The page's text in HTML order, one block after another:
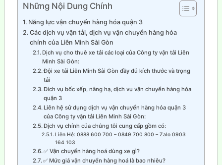
Những Nội Dung Chính
Năng lực vận chuyển hàng hóa quận 3
Các dịch vụ vận tải, dịch vụ vận chuyển hàng hóa
chính của Liên Minh Sài Gòn
Dịch vụ cho thuê xe tải các loại của Công ty vận tải Liên
Minh Sài Gòn:
Đội xe tải Liên Minh Sài Gòn đầy đủ kích thước và trọng
tải
Dich vụ bốc xếp, nâng hạ, dịch vụ vận chuyển hàng hóa
quận 3
Liên hệ sử dụng dịch vụ vận chuyển hàng hóa quận 3
của Công ty vận tải Liên Minh Sài Gòn:
Dịch vụ chính của chúng tôi cung cấp gồm có:
Liên Hệ: 0888 600 700 – 0849 700 800 – Zalo 0903
164 103
✅ Vận chuyển hàng hoá dùng xe gì?
✅ Mức giá vận chuyển hàng hoá là bao nhiêu?